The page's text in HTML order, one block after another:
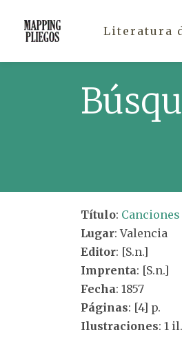
Literatura
Título:
Lugar: Valencia
Editor: [S.n.]
Imprenta: [S.n.]
Fecha: 1857
Páginas: [4] p.
Ilustraciones: 1 il.